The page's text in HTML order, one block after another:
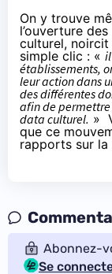
On y trouve
l’ouverture
culturel, noircit
simple clic : «
établissements,
leur action dans
des différentes
afin de
data culturel. »
que ce
rapports sur la
Abonnez-
Se